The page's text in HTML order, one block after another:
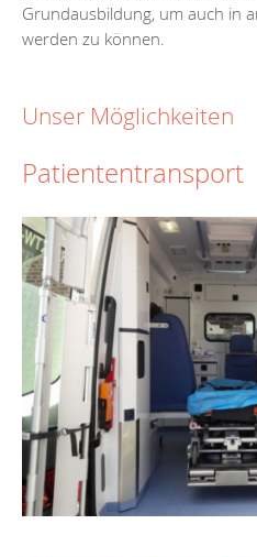
Grundausbildung, um auch in
werden zu können.
Unser Möglichkeiten
Patiententransport